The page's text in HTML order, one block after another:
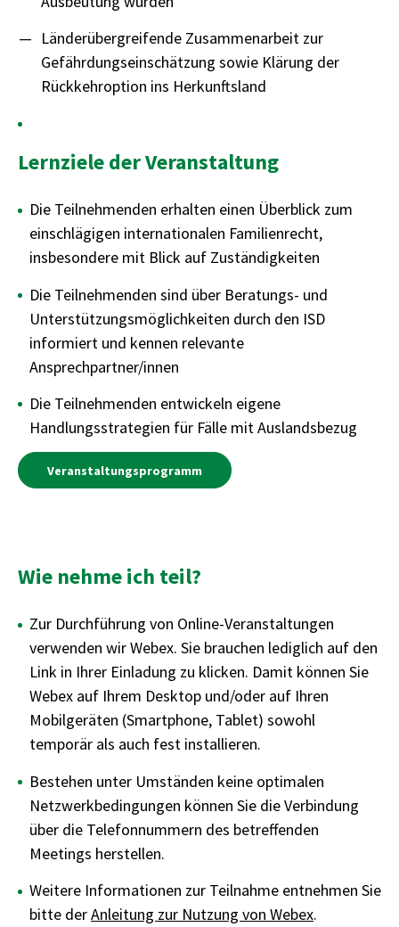
Länderübergreifende Zusammenarbeit zur
Gefährdungseinschätzung sowie Klärung der
Rückkehroption ins Herkunftsland
Lernziele der Veranstaltung
Die Teilnehmenden erhalten einen Überblick zum
einschlägigen internationalen Familienrecht,
insbesondere mit Blick auf Zuständigkeiten
Die Teilnehmenden sind über Beratungs- und
Unterstützungsmöglichkeiten durch den ISD
informiert und kennen relevante
Ansprechpartner/innen
Die Teilnehmenden entwickeln eigene
Handlungsstrategien für Fälle mit Auslandsbezug
Veranstaltungsprogramm
Wie nehme ich teil?
Zur Durchführung von Online-Veranstaltungen
verwenden wir Webex. Sie brauchen lediglich auf den
Link in Ihrer Einladung zu klicken. Damit können Sie
Webex auf Ihrem Desktop und/oder auf Ihren
Mobilgeräten (Smartphone, Tablet) sowohl
temporär als auch fest installieren.
Bestehen unter Umständen keine optimalen
Netzwerkbedingungen können Sie die Verbindung
über die Telefonnummern des betreffenden
Meetings herstellen.
Weitere Informationen zur Teilnahme entnehmen Sie
bitte derAnleitung zur Nutzung von Webex.